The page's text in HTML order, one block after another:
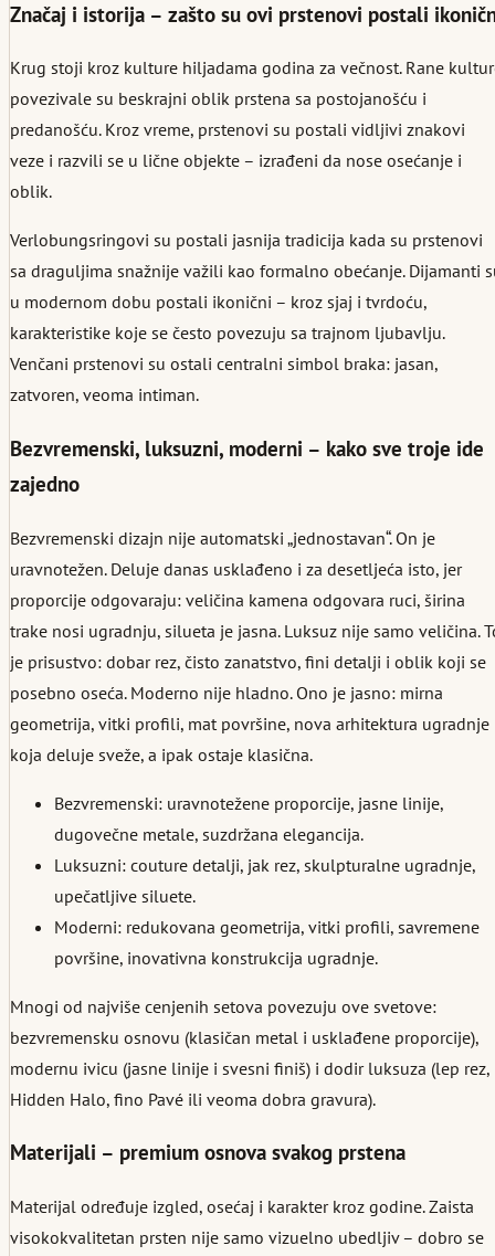
Značaj i istorija – zašto su ovi prstenovi postali
Krug stoji kroz kulture hiljadama godina za večnost. Rane
povezivale su beskrajni oblik prstena sa postojanošću i
predanošću. Kroz vreme, prstenovi su postali vidljivi znakovi
veze i razvili se u lične objekte – izrađeni da nose osećanje i
oblik.
Verlobungsringovi su postali jasnija tradicija kada su prstenovi
sa draguljima snažnije važili kao formalno obećanje. Dijamanti
u modernom dobu postali ikonični – kroz sjaj i tvrdoću,
karakteristike koje se često povezuju sa trajnom ljubavlju.
Venčani prstenovi su ostali centralni simbol braka: jasan,
zatvoren, veoma intiman.
Bezvremenski, luksuzni, moderni – kako sve troje ide
zajedno
Bezvremenski dizajn nije automatski „jednostavan“. On je
uravnotežen. Deluje danas usklađeno i za desetljeća isto, jer
proporcije odgovaraju: veličina kamena odgovara ruci, širina
trake nosi ugradnju, silueta je jasna. Luksuz nije samo veličina.
je prisustvo: dobar rez, čisto zanatstvo, fini detalji i oblik koji se
posebno oseća. Moderno nije hladno. Ono je jasno: mirna
geometrija, vitki profili, mat površine, nova arhitektura ugradnje
koja deluje sveže, a ipak ostaje klasična.
Bezvremenski: uravnotežene proporcije, jasne linije,
dugovečne metale, suzdržana elegancija.
Luksuzni: couture detalji, jak rez, skulpturalne ugradnje,
upečatljive siluete.
Moderni: redukovana geometrija, vitki profili, savremene
površine, inovativna konstrukcija ugradnje.
Mnogi od najviše cenjenih setova povezuju ove svetove:
bezvremensku osnovu (klasičan metal i usklađene proporcije),
modernu ivicu (jasne linije i svesni finiš) i dodir luksuza (lep rez,
Hidden Halo, fino Pavé ili veoma dobra gravura).
Materijali – premium osnova svakog prstena
Materijal određuje izgled, osećaj i karakter kroz godine. Zaista
visokokvalitetan prsten nije samo vizuelno ubedljiv – dobro se